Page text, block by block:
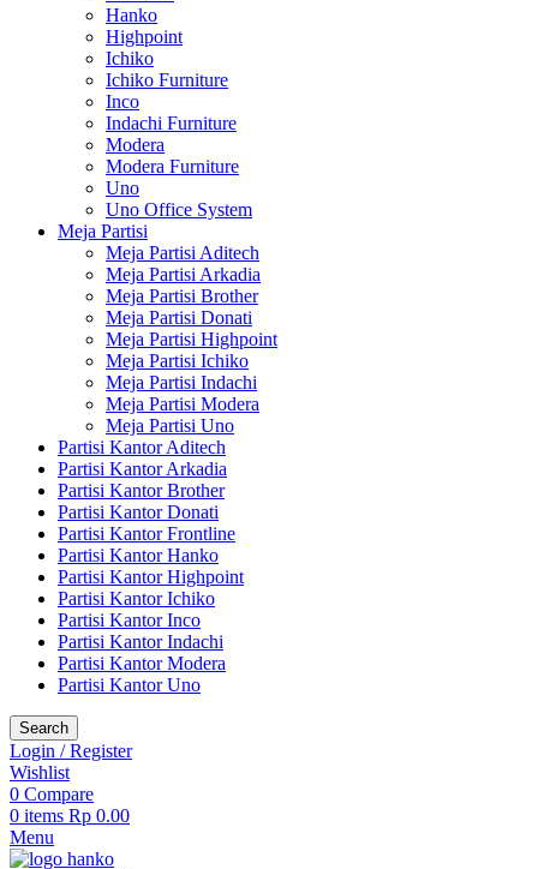
Hanko
Highpoint
Ichiko
Ichiko Furniture
Inco
Indachi Furniture
Modera
Modera Furniture
Uno
Uno Office System
Meja Partisi
Meja Partisi Aditech
Meja Partisi Arkadia
Meja Partisi Brother
Meja Partisi Donati
Meja Partisi Highpoint
Meja Partisi Ichiko
Meja Partisi Indachi
Meja Partisi Modera
Meja Partisi Uno
Partisi Kantor Aditech
Partisi Kantor Arkadia
Partisi Kantor Brother
Partisi Kantor Donati
Partisi Kantor Frontline
Partisi Kantor Hanko
Partisi Kantor Highpoint
Partisi Kantor Ichiko
Partisi Kantor Inco
Partisi Kantor Indachi
Partisi Kantor Modera
Partisi Kantor Uno
Search
Login / Register
Wishlist
0 Compare
0 items Rp 0.00
Menu